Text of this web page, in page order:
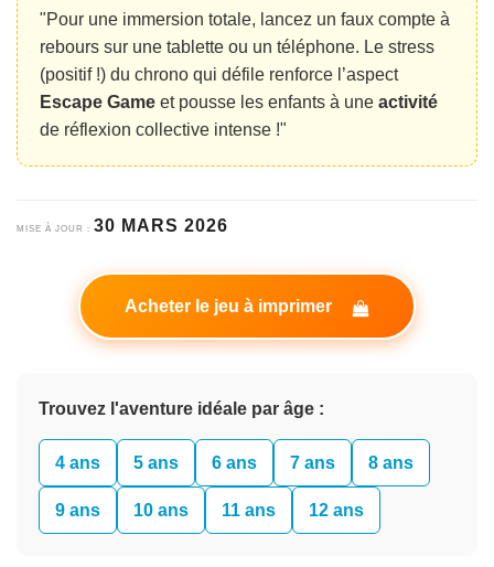
"Pour une immersion totale, lancez un faux compte à
rebours sur une tablette ou un téléphone. Le stress
(positif !) du chrono qui défile renforce l’aspect
Escape Game et pousse les enfants à une activité
de réflexion collective intense !"
MISE À JOUR : 30 MARS 2026
Acheter le jeu à imprimer
Trouvez l'aventure idéale par âge :
4 ans 5 ans 6 ans 7 ans 8 ans
9 ans 10 ans 11 ans 12 ans